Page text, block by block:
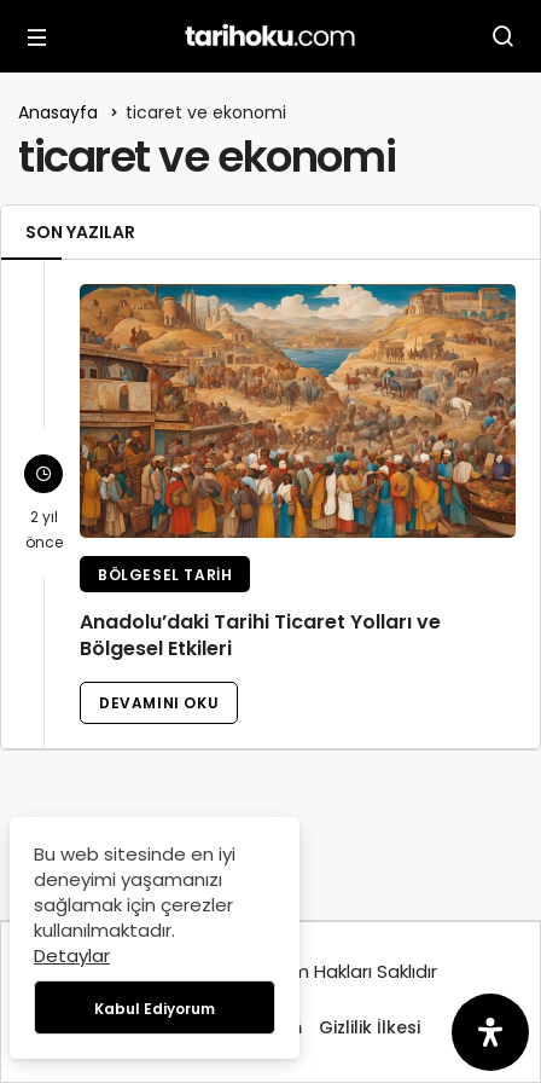
Anasayfa ticaret ve ekonomi
ticaret ve ekonomi
SON YAZILAR
2 yıl
önce
BÖLGESEL TARIH
Anadolu’daki Tarihi Ticaret Yolları ve
Bölgesel Etkileri
DEVAMINI OKU
© Copyright 2025, Tüm Hakları Saklıdır
Hakkımızda İletişim Gizlilik İlkesi
Bu web sitesinde en iyi
deneyimi yaşamanızı
sağlamak için çerezler
kullanılmaktadır.
Detaylar
Kabul Ediyorum